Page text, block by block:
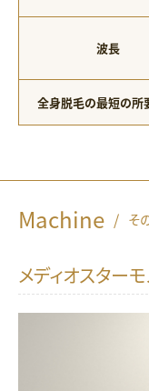
波長
全身脱毛の最短の所
Machine / そ
メディオスター